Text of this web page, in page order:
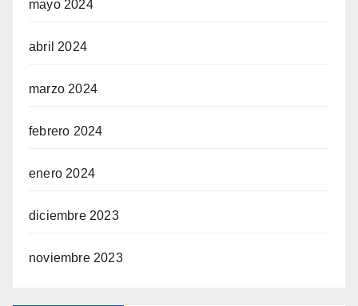
mayo 2024
abril 2024
marzo 2024
febrero 2024
enero 2024
diciembre 2023
noviembre 2023